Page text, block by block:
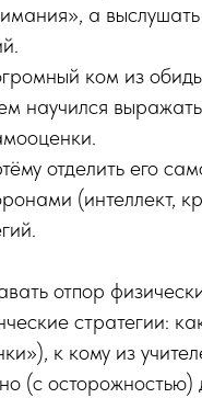
а выслушать
ком из
научился
отделить его
(интеллект,
отпор
стратегии:
к кому из
(с осторожностью)